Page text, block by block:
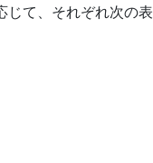
じて、それぞれ次の表